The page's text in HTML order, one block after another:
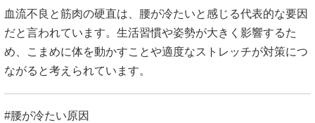
血流不良と筋肉の硬直は、腰が冷たいと感じる代表的な要因
だと言われています。生活習慣や姿勢が大きく影響するた
め、こまめに体を動かすことや適度なストレッチが対策につ
ながると考えられています。
#腰が冷たい原因